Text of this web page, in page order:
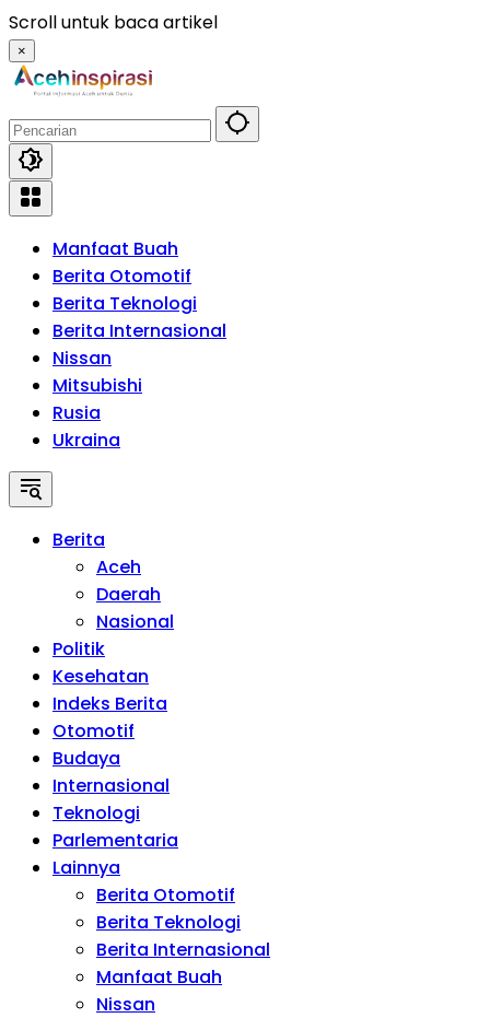
Langsung
ke
konten
Scroll untuk baca artikel
×
Manfaat Buah
Berita Otomotif
Berita Teknologi
Berita Internasional
Nissan
Mitsubishi
Rusia
Ukraina
Berita
Aceh
Daerah
Nasional
Politik
Kesehatan
Indeks Berita
Otomotif
Budaya
Internasional
Teknologi
Parlementaria
Lainnya
Berita Otomotif
Berita Teknologi
Berita Internasional
Manfaat Buah
Nissan